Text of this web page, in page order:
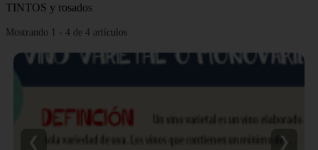
TINTOS y rosados
Mostrando 1 - 4 de 4 artículos
❮ ❯